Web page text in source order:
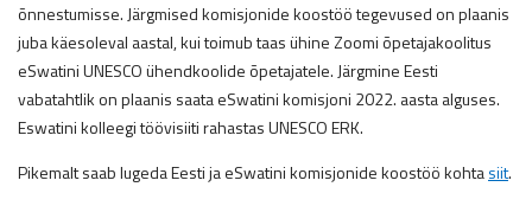
õnnestumisse. Järgmised komisjonide koostöö tegevused on plaanis
juba käesoleval aastal, kui toimub taas ühine Zoomi õpetajakoolitus
eSwatini UNESCO ühendkoolide õpetajatele. Järgmine Eesti
vabatahtlik on plaanis saata eSwatini komisjoni 2022. aasta alguses.
Eswatini kolleegi töövisiiti rahastas UNESCO ERK.
Pikemalt saab lugeda Eesti ja eSwatini komisjonide koostöö kohtasiit.